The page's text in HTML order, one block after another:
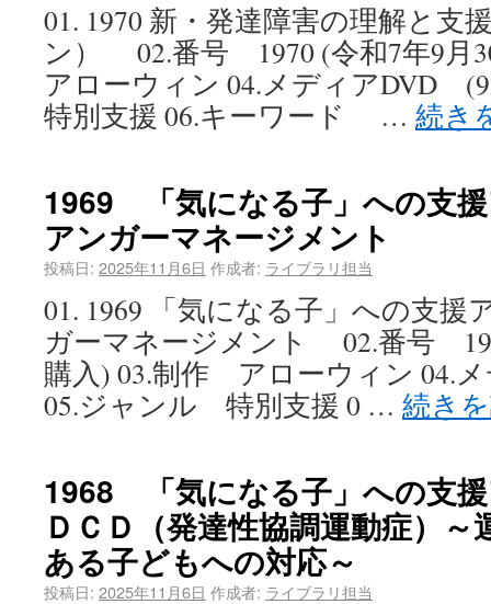
01. 1970 新・発達障害の理解と支
ン） 02.番号 1970 (令和7年9月
アローウィン 04.メディアDVD
特別支援 06.キーワード … 続き
1969 「気になる子」への
アンガーマネージメント
投稿日: 2025年11月6日 作成者: ライブラリ担当
01. 1969 「気になる子」への支
ガーマネージメント 02.番号
購入) 03.制作 アローウィン 04.
05.ジャンル 特別支援 0 … 続き
1968 「気になる子」への
ＤＣＤ（発達性協調運動症）
ある子どもへの対応～
投稿日: 2025年11月6日 作成者: ライブラリ担当